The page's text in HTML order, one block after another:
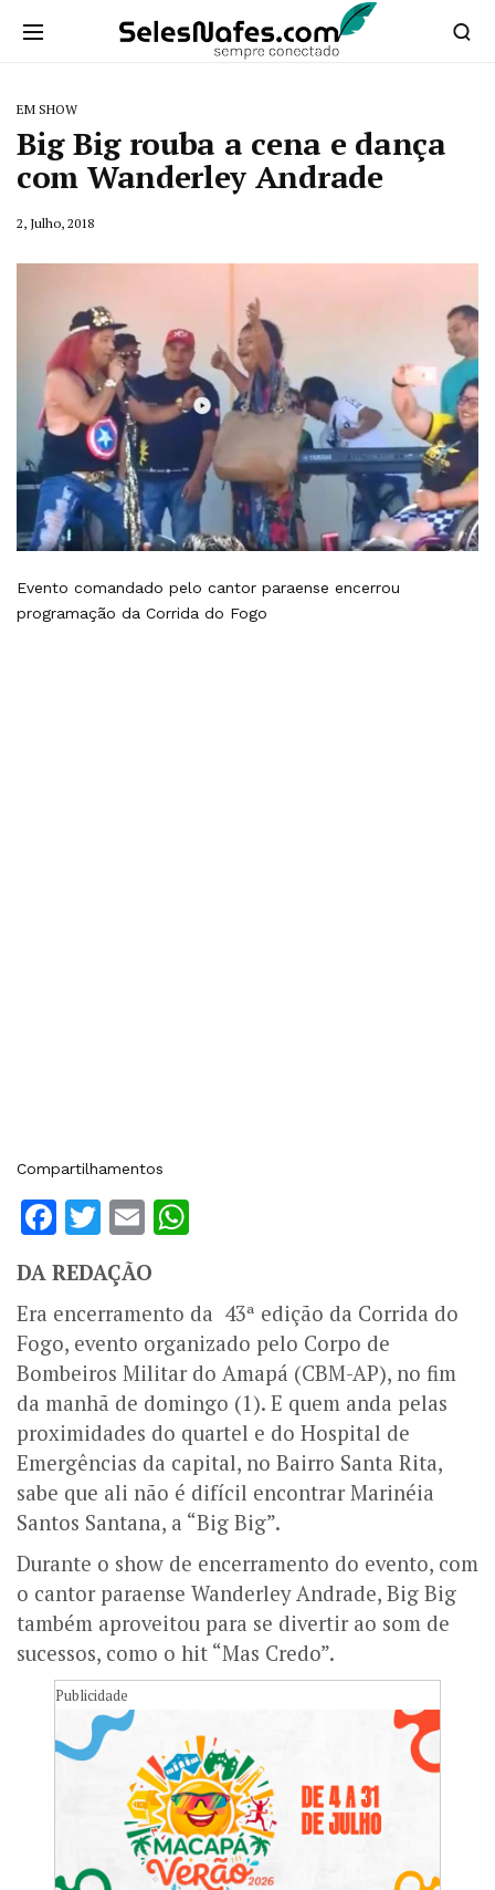
EM SHOW
Big Big rouba a cena e dança
com Wanderley Andrade
2, Julho, 2018
Evento comandado pelo cantor paraense encerrou
programação da Corrida do Fogo
Compartilhamentos
Facebook
Twitter
Email
DA REDAÇÃO
Era encerramento da 43ª edição da Corrida do
Fogo, evento organizado pelo Corpo de
Bombeiros Militar do Amapá (CBM-AP), no fim
da manhã de domingo (1). E quem anda pelas
proximidades do quartel e do Hospital de
Emergências da capital, no Bairro Santa Rita,
sabe que ali não é difícil encontrar Marinéia
Santos Santana, a “Big Big”.
Durante o show de encerramento do evento, com
o cantor paraense Wanderley Andrade, Big Big
também aproveitou para se divertir ao som de
sucessos, como o hit “Mas Credo”.
Publicidade